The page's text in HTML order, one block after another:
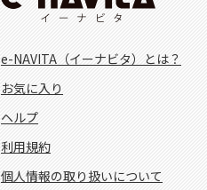
e-NAVITA（イーナビタ）とは？
お気に入り
ヘルプ
利用規約
個人情報の取り扱いについて